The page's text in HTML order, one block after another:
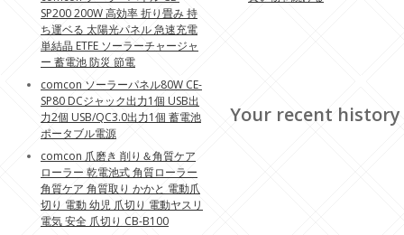
Your recent history
SP200 200W 高効率 折り畳み 持
ち運ベる 太陽光パネル 急速充電
単結晶 ETFE ソーラーチャージャ
ー 蓄電池 防災 節電
comcon ソーラーパネル80W CE-
SP80 DCジャック出力1個 USB出
力2個 USB/QC3.0出力1個 蓄電池
ポータブル電源
comcon 爪磨き 削り＆角質ケア
ローラー 乾電池式 角質ローラー
角質ケア 角質取り かかと 電動爪
切り 電動 幼児 爪切り 電動ヤスリ
電気 安全 爪切り CB-B100